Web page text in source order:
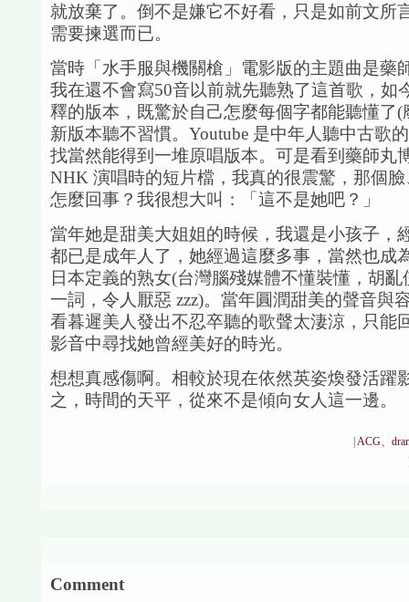
就放棄了。倒不是嫌它不好看，只是如前文所
需要揀選而已。
當時「水手服與機關槍」電影版的主題曲是藥
我在還不會寫50音以前就先聽熟了這首歌，如
釋的版本，既驚於自己怎麼每個字都能聽懂了(
新版本聽不習慣。Youtube 是中年人聽中古歌
找當然能得到一堆原唱版本。可是看到藥師丸
NHK 演唱時的短片檔，我真的很震驚，那個
怎麼回事？我很想大叫：「這不是她吧？」
當年她是甜美大姐姐的時候，我還是小孩子，
都已是成年人了，她經過這麼多事，當然也成
日本定義的熟女(台灣腦殘媒體不懂裝懂，胡
一詞，令人厭惡 zzz)。當年圓潤甜美的聲音與
看暮遲美人發出不忍卒聽的歌聲太淒涼，只能
影音中尋找她曾經美好的時光。
想想真感傷啊。相較於現在依然英姿煥發活躍
之，時間的天平，從來不是傾向女人這一邊。
|ACG、
Comment